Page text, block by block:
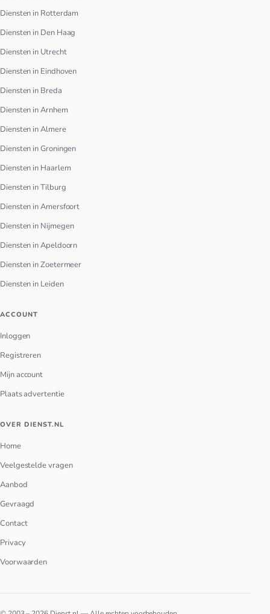
Diensten in Rotterdam
Diensten in Den Haag
Diensten in Utrecht
Diensten in Eindhoven
Diensten in Breda
Diensten in Arnhem
Diensten in Almere
Diensten in Groningen
Diensten in Haarlem
Diensten in Tilburg
Diensten in Amersfoort
Diensten in Nijmegen
Diensten in Apeldoorn
Diensten in Zoetermeer
Diensten in Leiden
ACCOUNT
Inloggen
Registreren
Mijn account
Plaats advertentie
OVER DIENST.NL
Home
Veelgestelde vragen
Aanbod
Gevraagd
Contact
Privacy
Voorwaarden